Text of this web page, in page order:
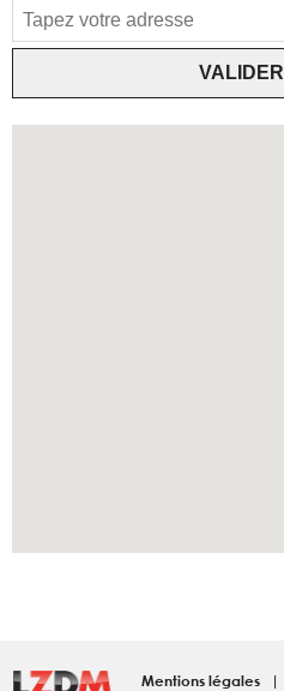
VALIDER
Mentions légales